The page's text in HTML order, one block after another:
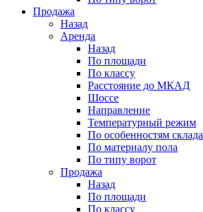
Продажа
Назад
Аренда
Назад
По площади
По классу
Расстояние до МКАД
Шоссе
Направление
Температурный режим
По особенностям склада
По материалу пола
По типу ворот
Продажа
Назад
По площади
По классу